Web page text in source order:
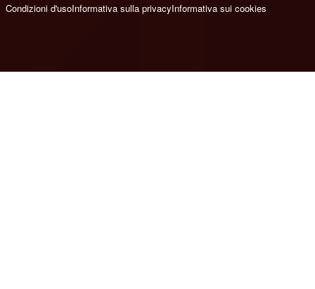
Condizioni d'usoInformativa sulla privacyInformativa sui cookies